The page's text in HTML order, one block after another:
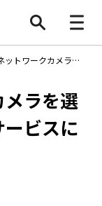
ットワークカメラを
ラを選
ビスに